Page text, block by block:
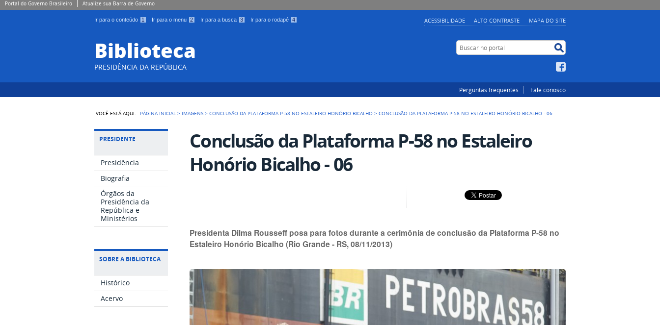
Portal do Governo Brasileiro Atualize sua Barra de Governo
Ir para o conteúdo 1 Ir para o menu 2 Ir para a busca 3 Ir para o rodapé 4 ACESSIBILIDADE ALTO CONTRASTE MAPA DO SITE
Biblioteca
PRESIDÊNCIA DA REPÚBLICA
Buscar no portal
Perguntas frequentes Fale conosco
VOCÊ ESTÁ AQUI: PÁGINA INICIAL > IMAGENS >CONCLUSÃO DA PLATAFORMA P-58 NO ESTALEIRO HONÓRIO BICALHO >CONCLUSÃO DA PLATAFORMA P-58 NO ESTALEIRO HONÓRIO BICALHO - 06
PRESIDENTE
Presidência
Biografia
Órgãos da
Presidência da
República e
Ministérios
SOBRE A BIBLIOTECA
Histórico
Acervo
Conclusão da Plataforma P-58 no Estaleiro
Honório Bicalho - 06
Presidenta Dilma Rousseff posa para fotos durante a cerimônia de conclusão da Plataforma P-58 no
Estaleiro Honório Bicalho (Rio Grande - RS, 08/11/2013)